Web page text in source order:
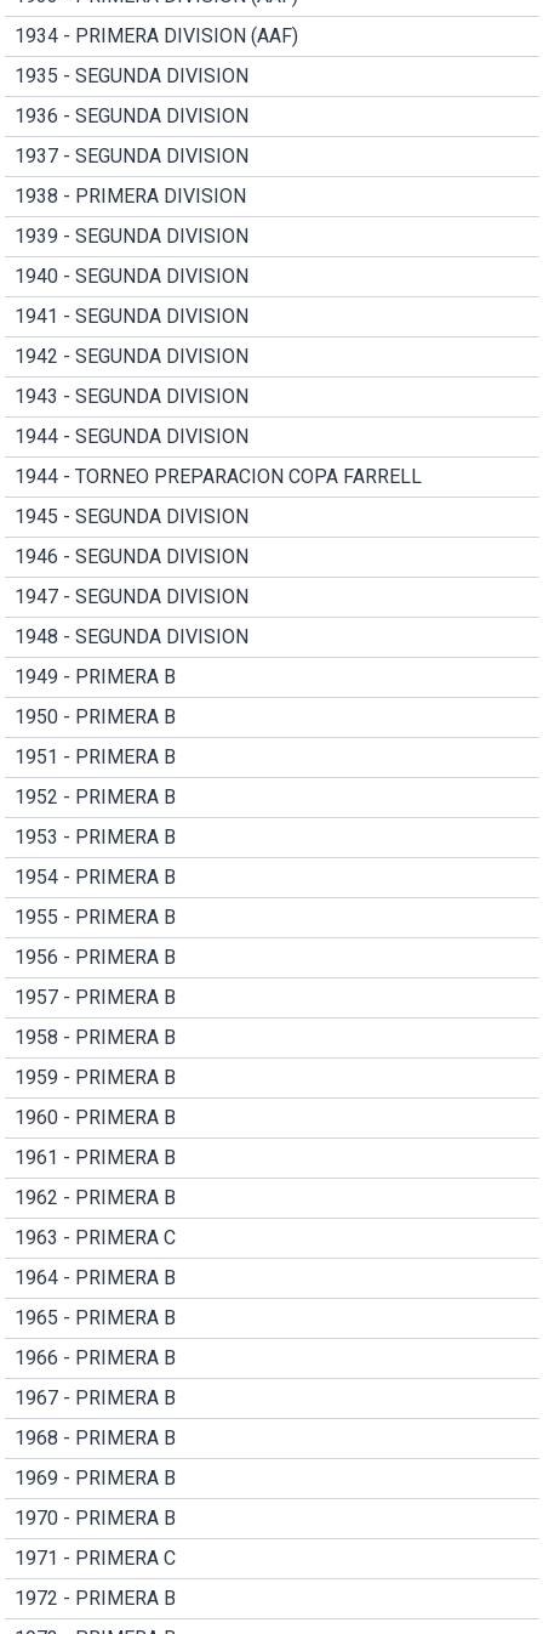
1934 - PRIMERA DIVISION (AAF)
1935 - SEGUNDA DIVISION
1936 - SEGUNDA DIVISION
1937 - SEGUNDA DIVISION
1938 - PRIMERA DIVISION
1939 - SEGUNDA DIVISION
1940 - SEGUNDA DIVISION
1941 - SEGUNDA DIVISION
1942 - SEGUNDA DIVISION
1943 - SEGUNDA DIVISION
1944 - SEGUNDA DIVISION
1944 - TORNEO PREPARACION COPA FARRELL
1945 - SEGUNDA DIVISION
1946 - SEGUNDA DIVISION
1947 - SEGUNDA DIVISION
1948 - SEGUNDA DIVISION
1949 - PRIMERA B
1950 - PRIMERA B
1951 - PRIMERA B
1952 - PRIMERA B
1953 - PRIMERA B
1954 - PRIMERA B
1955 - PRIMERA B
1956 - PRIMERA B
1957 - PRIMERA B
1958 - PRIMERA B
1959 - PRIMERA B
1960 - PRIMERA B
1961 - PRIMERA B
1962 - PRIMERA B
1963 - PRIMERA C
1964 - PRIMERA B
1965 - PRIMERA B
1966 - PRIMERA B
1967 - PRIMERA B
1968 - PRIMERA B
1969 - PRIMERA B
1970 - PRIMERA B
1971 - PRIMERA C
1972 - PRIMERA B